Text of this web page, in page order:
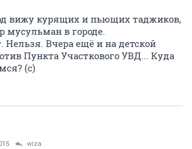
вижу курящих и пьющих таджиков,
мусульман в городе.
Нельзя. Вчера ещё и на детской
Пункта Участкового УВД... Куда
(с)
wiza